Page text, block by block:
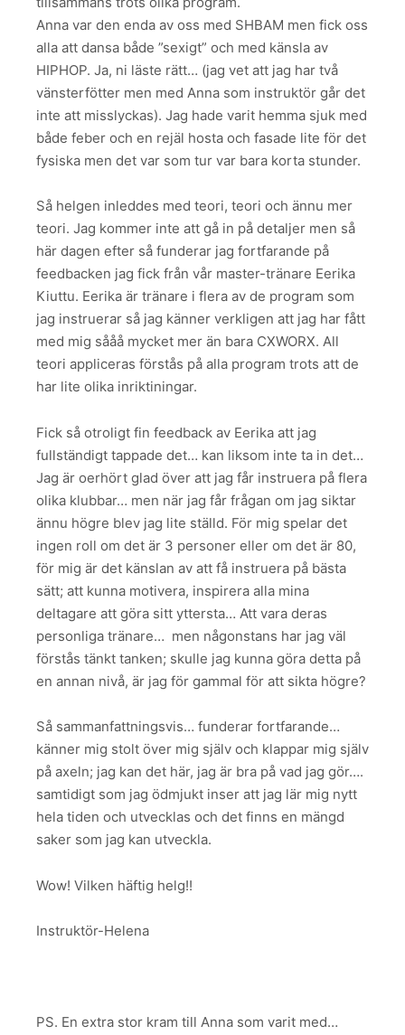
Anna var den enda av oss med SHBAM men fick oss
alla att dansa både ”sexigt” och med känsla av
HIPHOP. Ja, ni läste rätt… (jag vet att jag har två
vänsterfötter men med Anna som instruktör går det
inte att misslyckas). Jag hade varit hemma sjuk med
både feber och en rejäl hosta och fasade lite för det
fysiska men det var som tur var bara korta stunder.
Så helgen inleddes med teori, teori och ännu mer
teori. Jag kommer inte att gå in på detaljer men så
här dagen efter så funderar jag fortfarande på
feedbacken jag fick från vår master-tränare Eerika
Kiuttu. Eerika är tränare i flera av de program som
jag instruerar så jag känner verkligen att jag har fått
med mig sååå mycket mer än bara CXWORX. All
teori appliceras förstås på alla program trots att de
har lite olika inriktiningar.
Fick så otroligt fin feedback av Eerika att jag
fullständigt tappade det… kan liksom inte ta in det…
Jag är oerhört glad över att jag får instruera på flera
olika klubbar… men när jag får frågan om jag siktar
ännu högre blev jag lite ställd. För mig spelar det
ingen roll om det är 3 personer eller om det är 80,
för mig är det känslan av att få instruera på bästa
sätt; att kunna motivera, inspirera alla mina
deltagare att göra sitt yttersta… Att vara deras
personliga tränare… men någonstans har jag väl
förstås tänkt tanken; skulle jag kunna göra detta på
en annan nivå, är jag för gammal för att sikta högre?
Så sammanfattningsvis… funderar fortfarande…
känner mig stolt över mig själv och klappar mig själv
på axeln; jag kan det här, jag är bra på vad jag gör….
samtidigt som jag ödmjukt inser att jag lär mig nytt
hela tiden och utvecklas och det finns en mängd
saker som jag kan utveckla.
Wow! Vilken häftig helg!!
Instruktör-Helena
PS. En extra stor kram till Anna som varit med…